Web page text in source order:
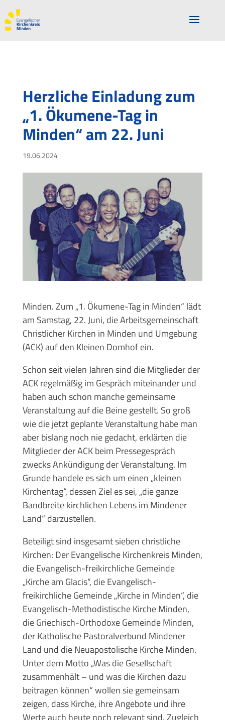
Herzliche Einladung zum
„1. Ökumene-Tag in
Minden“ am 22. Juni
19.06.2024
Minden. Zum „1. Ökumene-Tag in Minden“ lädt
am Samstag, 22. Juni, die Arbeitsgemeinschaft
Christlicher Kirchen in Minden und Umgebung
(ACK) auf den Kleinen Domhof ein.
Schon seit vielen Jahren sind die Mitglieder der
ACK regelmäßig im Gespräch miteinander und
haben auch schon manche gemeinsame
Veranstaltung auf die Beine gestellt. So groß
wie die jetzt geplante Veranstaltung habe man
aber bislang noch nie gedacht, erklärten die
Mitglieder der ACK beim Pressegespräch
zwecks Ankündigung der Veranstaltung. Im
Grunde handele es sich um einen „kleinen
Kirchentag“, dessen Ziel es sei, „die ganze
Bandbreite kirchlichen Lebens im Mindener
Land“ darzustellen.
Beteiligt sind insgesamt sieben christliche
Kirchen: Der Evangelische Kirchenkreis Minden,
die Evangelisch-freikirchliche Gemeinde
„Kirche am Glacis“, die Evangelisch-
freikirchliche Gemeinde „Kirche in Minden“, die
Evangelisch-Methodistische Kirche Minden,
die Griechisch-Orthodoxe Gemeinde Minden,
der Katholische Pastoralverbund Mindener
Land und die Neuapostolische Kirche Minden.
Unter dem Motto „Was die Gesellschaft
zusammenhält – und was die Kirchen dazu
beitragen können“ wollen sie gemeinsam
zeigen, dass Kirche, ihre Angebote und ihre
Werte auch heute noch relevant sind. Zugleich